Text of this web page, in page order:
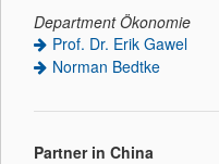
Department Ökonomie
Prof. Dr. Erik Gawel
Norman Bedtke
Partner in China